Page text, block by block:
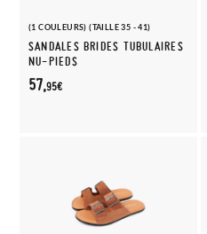
(1 COULEURS) (TAILLE 35 - 41)
SANDALES BRIDES TUBULAIRES
NU-PIEDS
57,95€